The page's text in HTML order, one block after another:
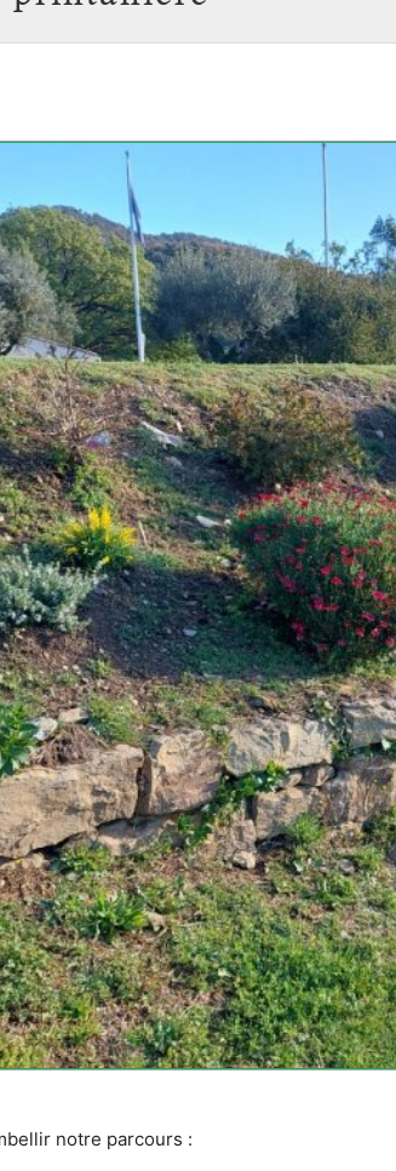
notre parcours :